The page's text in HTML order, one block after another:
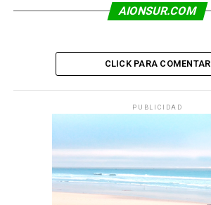
AIONSUR.COM
CLICK PARA COMENTAR
PUBLICIDAD